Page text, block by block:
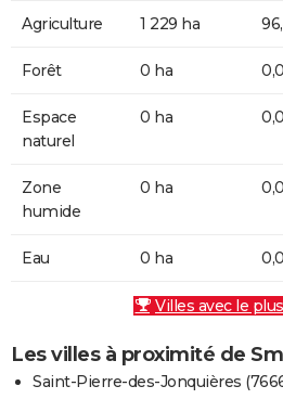
Agriculture 1 229 ha
Forêt 0 ha
Espace
naturel
0 ha
Zone
humide
0 ha
Eau 0 ha
Villes avec le
Les villes à proximité de
Saint-Pierre-des-Jonquières